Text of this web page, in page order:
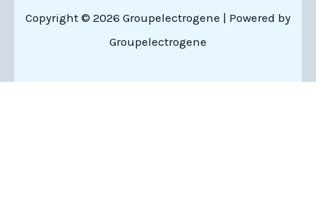
Copyright © 2026 Groupelectrogene | Powered by
Groupelectrogene